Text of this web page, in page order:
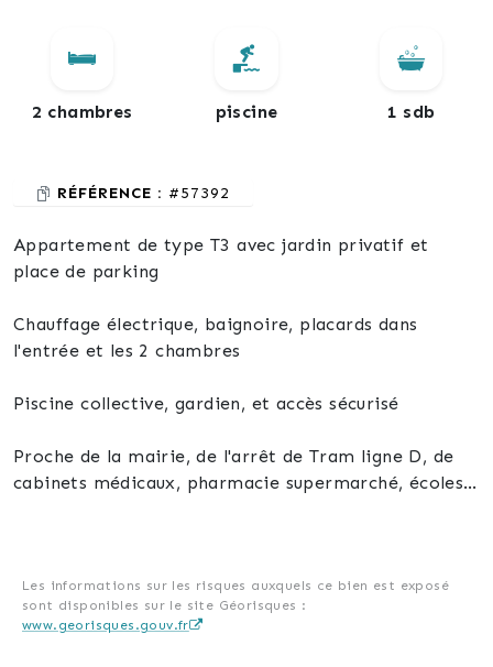
2 chambres piscine 1 sdb
RÉFÉRENCE : #57392
Appartement de type T3 avec jardin privatif et
place de parking
Chauffage électrique, baignoire, placards dans
l'entrée et les 2 chambres
Piscine collective, gardien, et accès sécurisé
Proche de la mairie, de l'arrêt de Tram ligne D, de
cabinets médicaux, pharmacie supermarché, écoles,
aucun travaux de copropriété prévu ce jour
Les informations sur les risques auxquels ce bien est exposé
sont disponibles sur le site Géorisques :
www.georisques.gouv.fr